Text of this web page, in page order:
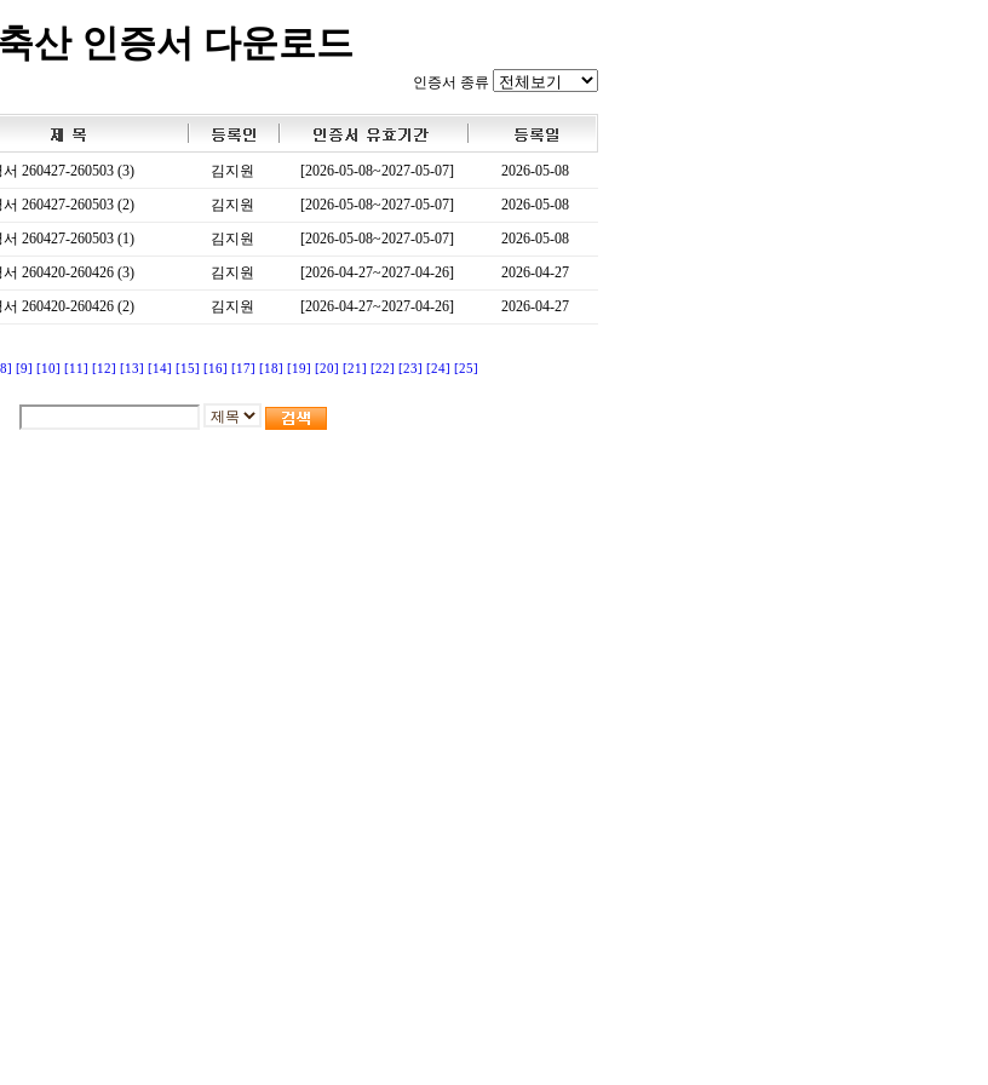
축산 인증서 다운로드
인증서 종류
260427-260503 (3) 김지원 [2026-05-08~2027-05-07]
2026-05-08
260427-260503 (2) 김지원 [2026-05-08~2027-05-07]
2026-05-08
260427-260503 (1) 김지원 [2026-05-08~2027-05-07]
2026-05-08
260420-260426 (3) 김지원 [2026-04-27~2027-04-26]
2026-04-27
260420-260426 (2) 김지원 [2026-04-27~2027-04-26] 2026-04-27
[9] [10] [11] [12] [13] [14] [15] [16] [17] [18] [19] [20] [21] [22] [23] [24] [25]